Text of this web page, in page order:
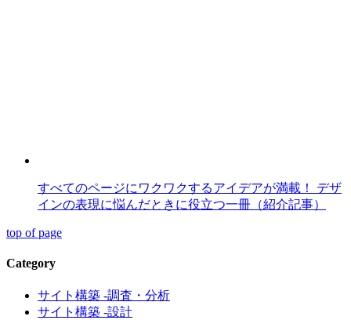
すべてのページにワクワクするアイデアが満載！ デザ
インの表現に悩んだときに役立つ一冊（紹介記事）
top of page
Category
サイト構築 -調査・分析
サイト構築 -設計